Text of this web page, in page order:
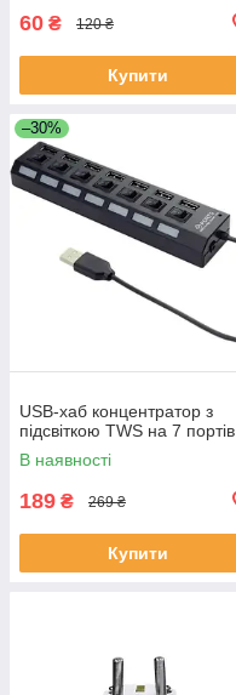
60 ₴ 120 ₴
Купити
–30%
USB-хаб концентратор з
підсвіткою TWS на 7 портів
В наявності
189 ₴ 269 ₴
Купити